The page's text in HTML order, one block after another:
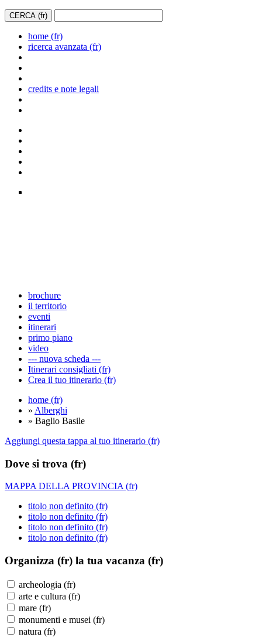
home (fr)
ricerca avanzata (fr)
credits e note legali
brochure
il territorio
eventi
itinerari
primo piano
video
--- nuova scheda ---
Itinerari consigliati (fr)
Crea il tuo itinerario (fr)
home (fr)
» Alberghi
» Baglio Basile
Aggiungi questa tappa al tuo itinerario (fr)
Dove si trova (fr)
MAPPA DELLA PROVINCIA (fr)
titolo non definito (fr)
titolo non definito (fr)
titolo non definito (fr)
titolo non definito (fr)
Organizza (fr) la tua vacanza (fr)
archeologia (fr)
arte e cultura (fr)
mare (fr)
monumenti e musei (fr)
natura (fr)